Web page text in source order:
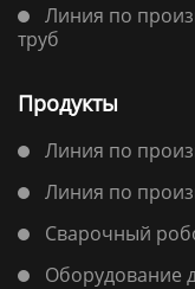
Линия по
труб
Продукты
Линия по
Линия по
Сварочный
Оборудование